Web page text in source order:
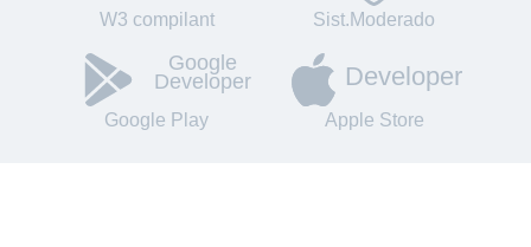
W3 compilant Sist.Moderado
Google
Developer
Google Play
Developer
Apple Store